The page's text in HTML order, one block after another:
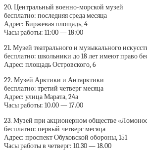
20. Центральный военно-морской музей
бесплатно: последняя среда месяца
Адрес: Биржевая площадь, 4
Часы работы: 11:00 — 18:00
21. Музей театрального и музыкального
бесплатно: школьники до 18 лет имеют право
Адрес: площадь Островского, 6
22. Музей Арктики и Антарктики
бесплатно: третий четверг месяца
Адрес: улица Марата, 24а
Часы работы: 10.00 — 17.00
23. Музей при акционерном обществе
бесплатно: первый четверг месяца
Адрес: проспект Обуховской обороны, 151
Часы работы в четверг: 10.30 — 18.00